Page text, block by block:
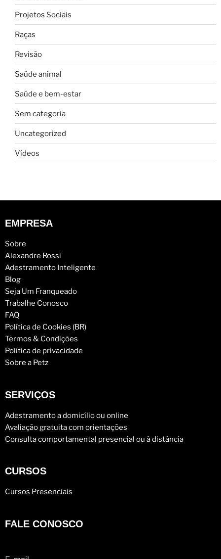
Projetos Sociais
Raças
Revisão
Saúde animal
Saúde e bem-estar
Sem categoria
Uncategorized
Vídeos
EMPRESA
Sobre
Alexandre Rossi
Adestramento Inteligente
Blog
Seja Um Franqueado
Trabalhe Conosco
FAQ
Política de Cookies (BR)
Termos & Condições
Política de privacidade
Sobre a Petz
SERVIÇOS
Adestramento a domicílio ou online
Avaliação gratuita com orientações
Consulta comportamental presencial ou à distância
CURSOS
Cursos Presenciais
FALE CONOSCO